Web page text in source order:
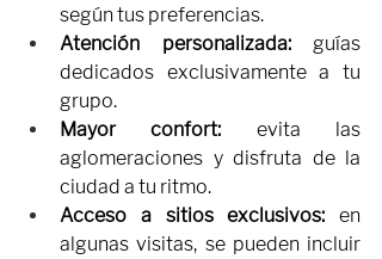
según tus preferencias.
Atención personalizada: guías
dedicados exclusivamente a tu
grupo.
Mayor confort: evita las
aglomeraciones y disfruta de la
ciudad a tu ritmo.
Acceso a sitios exclusivos: en
algunas visitas, se pueden incluir